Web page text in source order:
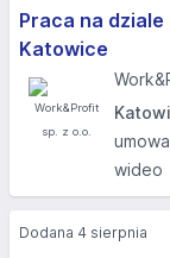
Praca na
Katowice
wideo
Dodana 4 sierpnia